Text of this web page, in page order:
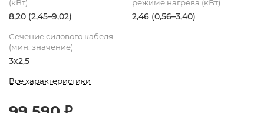
(кВт)
8,20 (2,45–9,02)
режиме нагрева (кВт)
2,46 (0,56–3,40)
Сечение силового кабеля
(мин. значение)
3х2,5
Все характеристики